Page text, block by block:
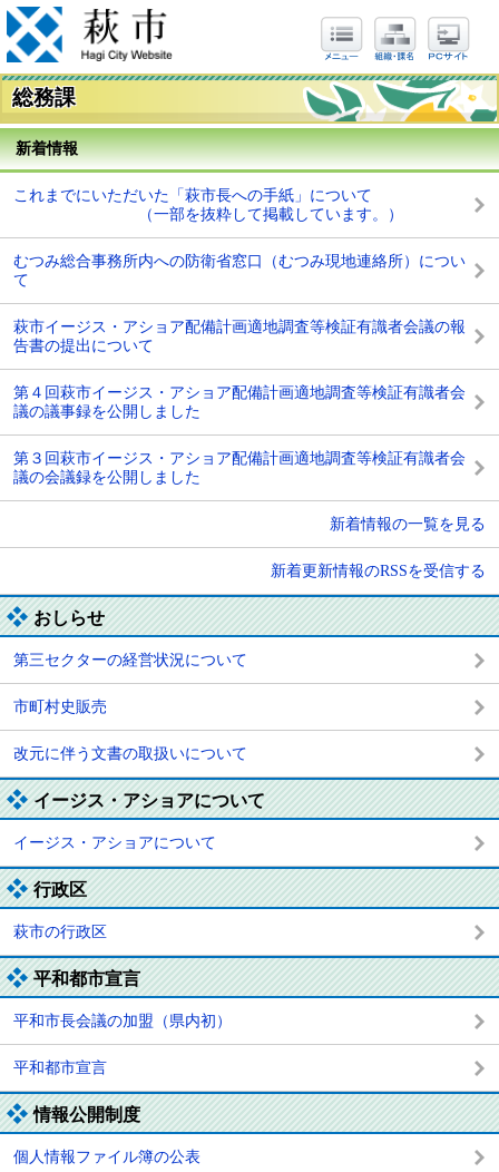
総務課
新着情報
これまでにいただいた「萩市長への手紙」について
（一部を抜粋して掲載しています。）
むつみ総合事務所内への防衛省窓口（むつみ現地連絡所）につい
て
萩市イージス・アショア配備計画適地調査等検証有識者会議の報
告書の提出について
第４回萩市イージス・アショア配備計画適地調査等検証有識者会
議の議事録を公開しました
第３回萩市イージス・アショア配備計画適地調査等検証有識者会
議の会議録を公開しました
新着情報の一覧を見る
新着更新情報のRSSを受信する
おしらせ
第三セクターの経営状況について
市町村史販売
改元に伴う文書の取扱いについて
イージス・アショアについて
イージス・アショアについて
行政区
萩市の行政区
平和都市宣言
平和市長会議の加盟（県内初）
平和都市宣言
情報公開制度
個人情報ファイル簿の公表